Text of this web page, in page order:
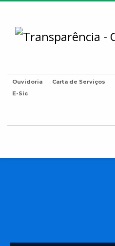
Ouvidoria Carta de Serviços
E-Sic